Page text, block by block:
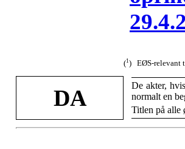
(1) EØS-relevant
DA
De akter,
normalt en
Titlen på alle